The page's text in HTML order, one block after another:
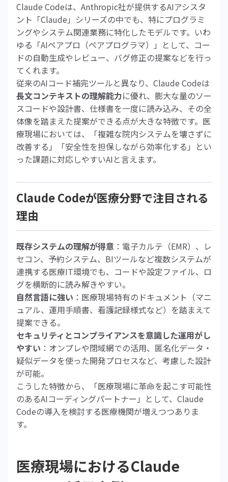
Claude Codeは、Anthropic社が提供するAIアシスタ
ント「Claude」シリーズの中でも、特にプログラミ
ングやシステム関連業務に特化したモデルです。いわ
ゆる「AIペアプロ（ペアプログラマ）」として、コー
ドの自動生成やレビュー、バグ修正の提案などを行っ
てくれます。
従来のAIコード補完ツールと異なり、Claude Codeは
長文コンテキストの理解能力に優れ、膨大な量のソー
スコードや設計書、仕様書を一度に読み込み、その全
体像を踏まえた提案ができる点が大きな特徴です。医
療現場においては、「複雑な院内システムを壊さずに
改善する」「安全性を担保しながら効率化する」とい
った課題に対応しやすいAIと言えます。
Claude Codeが医療分野で注目される
理由
既存システムの理解が得意 ：電子カルテ（EMR）、レ
セコン、予約システム、BIツールなど複数システムが
連携する医療IT環境でも、コードや設定ファイル、ロ
グを横断的に読み解きやすい。
自然言語に強い ：医療現場特有のドキュメント（マニ
ュアル、運用手順書、看護記録様式など）を踏まえて
提案できる。
セキュリティとコンプライアンスを意識した運用がし
やすい ：オンプレや閉域網での活用、匿名化データ・
疑似データを使った開発プロセスなど、考慮した設計
が可能。
こうした特徴から、「医療現場に革命を起こす可能性
のあるAIコーディングパートナー」として、Claude
Codeの導入を検討する医療機関が増えつつありま
す。
医療現場におけるClaude